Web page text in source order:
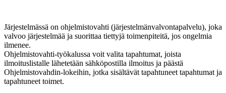
Järjestelmässä on ohjelmistovahti (järjestelmänvalvontapalvelu), joka
valvoo järjestelmää ja suorittaa tiettyjä toimenpiteitä, jos ongelmia
ilmenee.
Ohjelmistovahti-työkalussa voit valita tapahtumat, joista
ilmoituslistalle lähetetään sähköpostilla ilmoitus ja päästä
Ohjelmistovahdin-lokeihin, jotka sisältävät tapahtuneet tapahtumat ja
tapahtuneet toimet.